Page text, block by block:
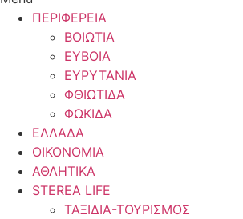
ΠΕΡΙΦΕΡΕΙΑ
ΒΟΙΩΤΙΑ
ΕΥΒΟΙΑ
ΕΥΡΥΤΑΝΙΑ
ΦΘΙΩΤΙΔΑ
ΦΩΚΙΔΑ
ΕΛΛΑΔΑ
ΟΙΚΟΝΟΜΙΑ
ΑΘΛΗΤΙΚΑ
STEREA LIFE
ΤΑΞΙΔΙΑ-ΤΟΥΡΙΣΜΟΣ